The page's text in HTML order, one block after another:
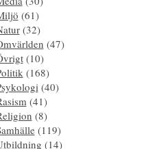
(61)
(32)
(47)
(10)
(168)
(40)
(41)
(8)
(119)
(14)